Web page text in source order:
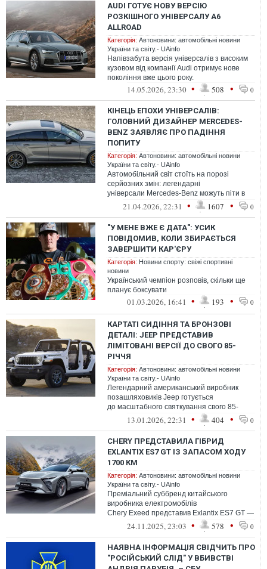
AUDI ГОТУЄ НОВУ ВЕРСІЮ
РОЗКІШНОГО УНІВЕРСАЛУ A6
ALLROAD
Категорія: Автоновини: автомобільні новини
України та світу.- UAinfo
Напівзабута версія універсалів з високим
кузовом від компанії Audi отримує нове
покоління вже цього року.
14.05.2026, 23:30 • 508 • 0
КІНЕЦЬ ЕПОХИ УНІВЕРСАЛІВ:
ГОЛОВНИЙ ДИЗАЙНЕР MERCEDES-
BENZ ЗАЯВЛЯЄ ПРО ПАДІННЯ
ПОПИТУ
Категорія: Автоновини: автомобільні новини
України та світу.- UAinfo
Автомобільний світ стоїть на порозі
серйозних змін: легендарні
універсали Mercedes-Benz можуть піти в
історію.21.04.2026, 22:31 • 1607 • 0
"У МЕНЕ ВЖЕ Є ДАТА": УСИК
ПОВІДОМИВ, КОЛИ ЗБИРАЄТЬСЯ
ЗАВЕРШИТИ КАР'ЄРУ
Категорія: Новини спорту: свіжі спортивні
новини
Український чемпіон розповів, скільки ще
планує боксувати
01.03.2026, 16:41 • 193 • 0
КАРТАТІ СИДІННЯ ТА БРОНЗОВІ
ДЕТАЛІ: JEEP ПРЕДСТАВИВ
ЛІМІТОВАНІ ВЕРСІЇ ДО СВОГО 85-
РІЧЧЯ
Категорія: Автоновини: автомобільні новини
України та світу.- UAinfo
Легендарний американський виробник
позашляховиків Jeep готується
до масштабного святкування свого 85-
річчя у 2026 модельному році
13.01.2026, 22:31 • 404 • 0
CHERY ПРЕДСТАВИЛА ГІБРИД
EXLANTIX ES7 GT ІЗ ЗАПАСОМ ХОДУ
1700 КМ
Категорія: Автоновини: автомобільні новини
України та світу.- UAinfo
Преміальний суббренд китайського
виробника електромобілів
Chery Exeed представив Exlantix ES7 GT —
свій перший електричний універсал
24.11.2025, 23:03 • 578 • 0
НАЯВНА ІНФОРМАЦІЯ СВІДЧИТЬ ПРО
"РОСІЙСЬКИЙ СЛІД" У ВБИВСТВІ